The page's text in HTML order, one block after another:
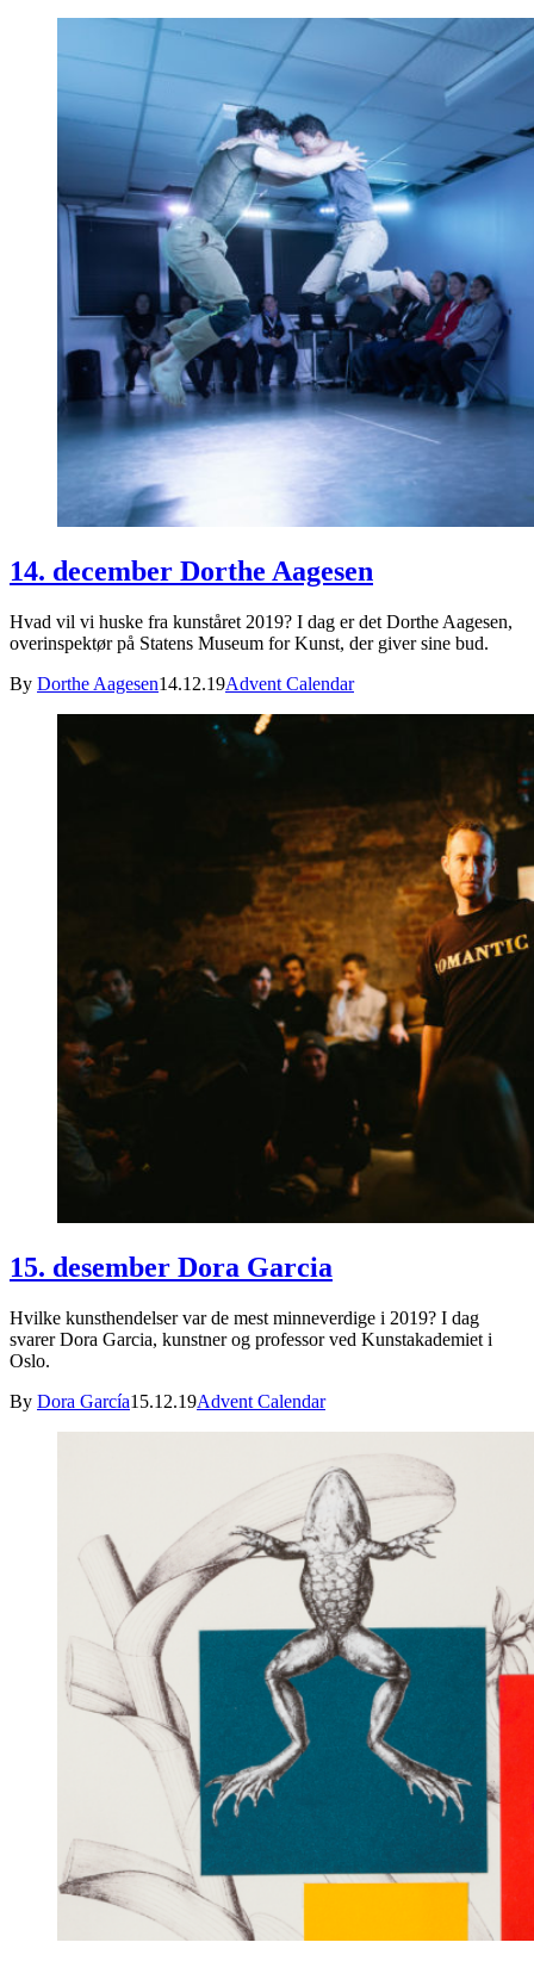
14. december Dorthe Aagesen
Hvad vil vi huske fra kunståret 2019? I dag er det Dorthe Aagesen,
overinspektør på Statens Museum for Kunst, der giver sine bud.
By Dorthe Aagesen14.12.19Advent Calendar
15. desember Dora Garcia
Hvilke kunsthendelser var de mest minneverdige i 2019? I dag
svarer Dora Garcia, kunstner og professor ved Kunstakademiet i
Oslo.
By Dora García15.12.19Advent Calendar